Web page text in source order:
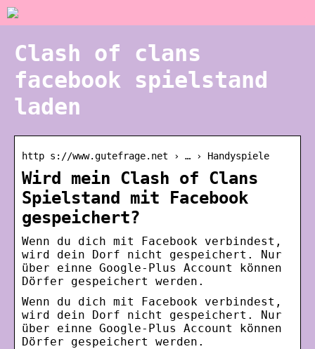
Clash of clans
facebook spielstand
laden
http s://www.gutefrage.net › … › Handyspiele
Wird mein Clash of Clans
Spielstand mit Facebook
gespeichert?
Wenn du dich mit Facebook verbindest,
wird dein Dorf nicht gespeichert. Nur
über einne Google-Plus Account können
Dörfer gespeichert werden.
Wenn du dich mit Facebook verbindest,
wird dein Dorf nicht gespeichert. Nur
über einne Google-Plus Account können
Dörfer gespeichert werden.